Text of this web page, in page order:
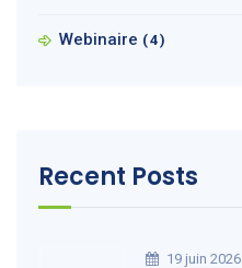
Webinaire (4)
Recent Posts
19 juin 2026